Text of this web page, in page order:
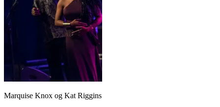
Marquise Knox og Kat Riggins